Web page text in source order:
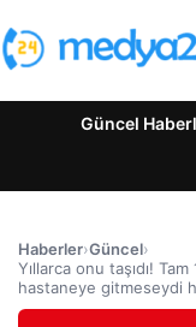
Güncel
Haberler›Güncel›
Yıllarca onu taşıdı!
hastaneye gitmeseydi